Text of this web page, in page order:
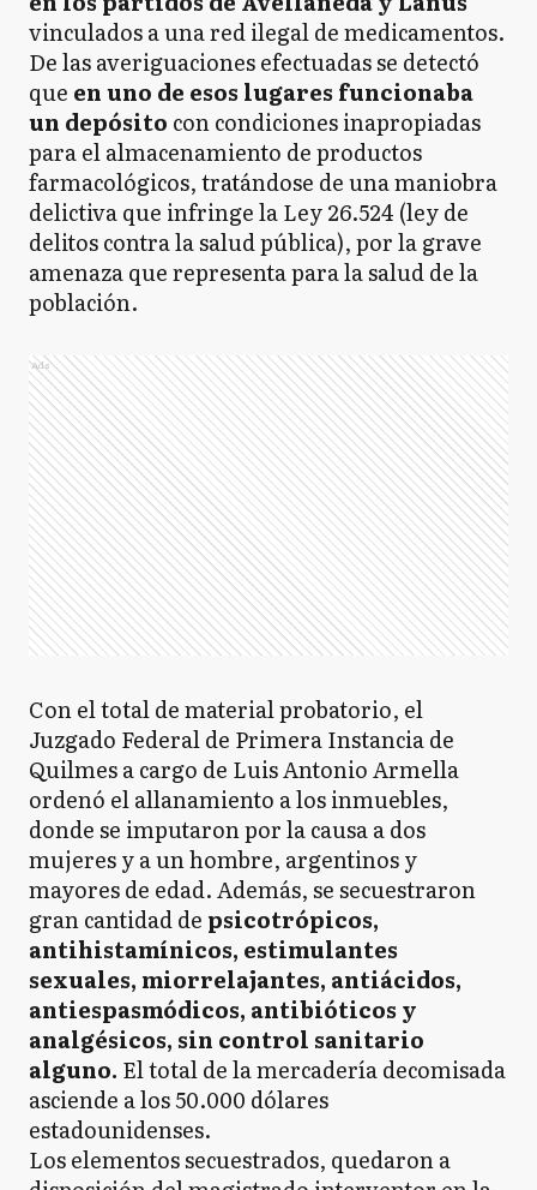
vinculados a una red ilegal de medicamentos.
De las averiguaciones efectuadas se detectó
que en uno de esos lugares funcionaba
un depósito con condiciones inapropiadas
para el almacenamiento de productos
farmacológicos, tratándose de una maniobra
delictiva que infringe la Ley 26.524 (ley de
delitos contra la salud pública), por la grave
amenaza que representa para la salud de la
población.
Ads
Con el total de material probatorio, el
Juzgado Federal de Primera Instancia de
Quilmes a cargo de Luis Antonio Armella
ordenó el allanamiento a los inmuebles,
donde se imputaron por la causa a dos
mujeres y a un hombre, argentinos y
mayores de edad. Además, se secuestraron
gran cantidad de psicotrópicos,
antihistamínicos, estimulantes
sexuales, miorrelajantes, antiácidos,
antiespasmódicos, antibióticos y
analgésicos, sin control sanitario
alguno. El total de la mercadería decomisada
asciende a los 50.000 dólares
estadounidenses.
Los elementos secuestrados, quedaron a